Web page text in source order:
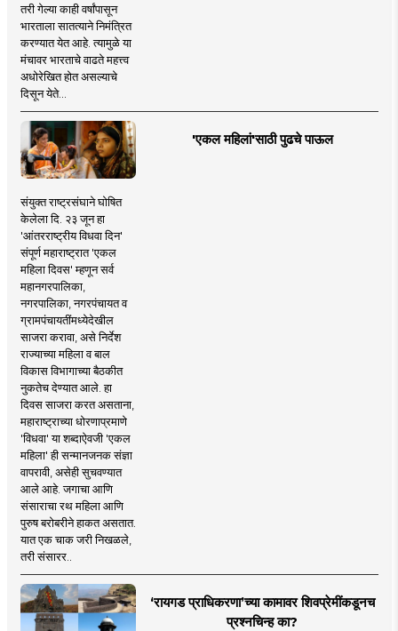
तरी गेल्या काही वर्षांपासून
भारताला सातत्याने निमंत्रित
करण्यात येत आहे. त्यामुळे या
मंचावर भारताचे वाढते महत्त्व
अधोरेखित होत असल्याचे
दिसून येते...
'एकल महिलां'साठी पुढचे पाऊल
संयुक्त राष्ट्रसंघाने घोषित
केलेला दि. २३ जून हा
'आंतरराष्ट्रीय विधवा दिन'
संपूर्ण महाराष्ट्रात 'एकल
महिला दिवस' म्हणून सर्व
महानगरपालिका,
नगरपालिका, नगरपंचायत व
ग्रामपंचायतींमध्येदेखील
साजरा करावा, असे निर्देश
राज्याच्या महिला व बाल
विकास विभागाच्या बैठकीत
नुकतेच देण्यात आले. हा
दिवस साजरा करत असताना,
महाराष्ट्राच्या धोरणाप्रमाणे
'विधवा' या शब्दाऐवजी 'एकल
महिला' ही सन्मानजनक संज्ञा
वापरावी, असेही सुचवण्यात
आले आहे. जगाचा आणि
संसाराचा रथ महिला आणि
पुरुष बरोबरीने हाकत असतात.
यात एक चाक जरी निखळले,
तरी संसारर..
‘रायगड प्राधिकरणा’च्या कामावर शिवप्रेमींकडूनच
प्रश्नचिन्ह का?